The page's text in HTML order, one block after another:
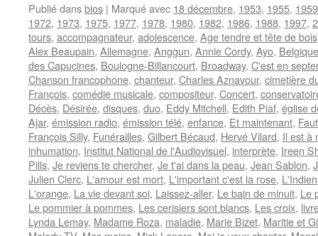
Publié dansbios | Marqué avec 18 décembre, 1953, 1955, 1959
1972, 1973, 1975, 1977, 1978, 1980, 1982, 1986, 1988, 1997,
tours, accompagnateur, adolescence, Age tendre et tête de bois
Alex Beaupain, Allemagne, Anggun, Annie Cordy, Ayo, Belgique
des Capucines, Boulogne-Billancourt, Broadway, C'est en
Chanson francophone, chanteur, Charles Aznavour, cimetière
François, comédie musicale, compositeur, Concert,
Décès, Désirée, disques, duo, Eddy Mitchell, Edith Piaf, église
Ajar, émission radio, émission télé, enfance, Et maintenant,
François Silly, Funérailles, Gilbert Bécaud, Hervé Vilard, Il est à
inhumation, Institut National de l'Audiovisuel, interprète, Ireen
Pills, Je reviens te chercher, Je t'ai dans la peau, Jean Sablon,
Julien Clerc, L'amour est mort, L'important c'est la rose, L'Indien
L'orange, La vie devant soi, Laissez-aller, Le bain de minuit, Le
Le pommier à pommes, Les cerisiers sont blancs, Les croix,
Lynda Lemay, Madame Roza, maladie, Marie Bizet, Maritie et